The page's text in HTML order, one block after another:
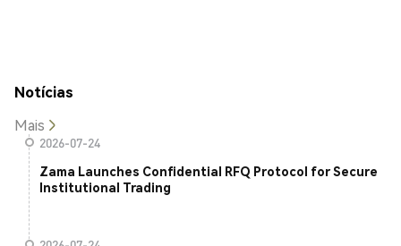
Notícias
Mais
2026-07-24
Zama Launches Confidential RFQ Protocol for Secure
Institutional Trading